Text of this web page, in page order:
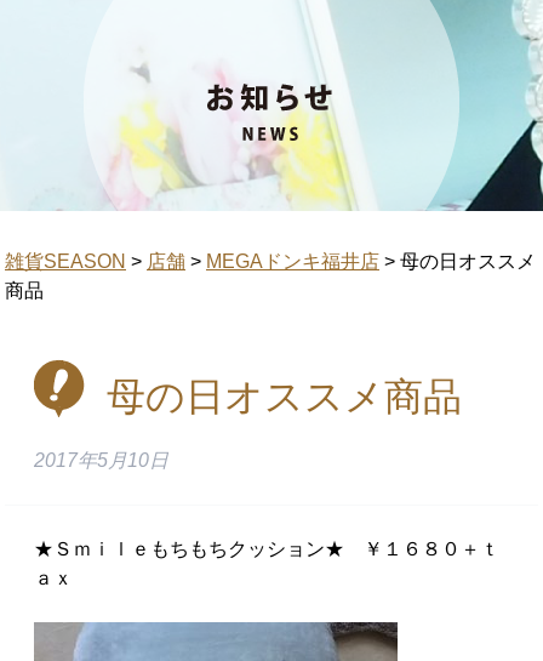
雑貨SEASON > 店舗 > MEGAドンキ福井店 > 母の日オススメ
商品
母の日オススメ商品
2017年5月10日
★Ｓｍｉｌｅもちもちクッション★ ￥１６８０＋ｔ
ａｘ